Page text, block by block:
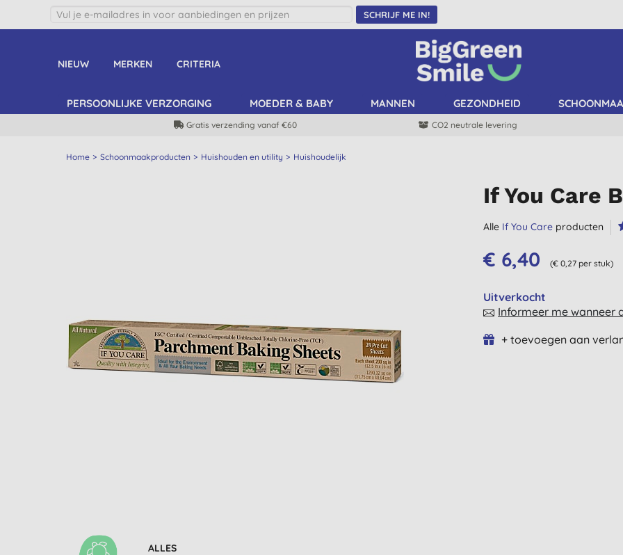
SCHRIJF ME IN!
NIEUW MERKEN CRITERIA
PERSOONLIJKE VERZORGING MOEDER & BABY MANNEN GEZONDHEID
Gratis verzending vanaf €60 CO2 neutrale levering
Home Schoonmaakproducten Huishouden en utility Huishoudelijk
ALLES
If You Care
Alle If You Care producten
€ 6,40 (€ 0,27 per stuk)
Uitverkocht
Informeer me wanneer
+ toevoegen aan